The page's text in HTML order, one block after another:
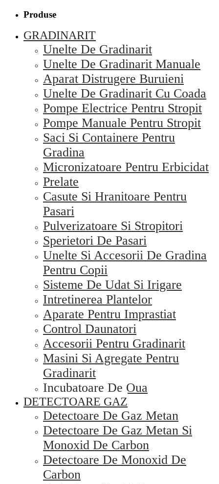
Produse
GRADINARIT
Unelte De Gradinarit
Unelte De Gradinarit Manuale
Aparat Distrugere Buruieni
Unelte De Gradinarit Cu Coada
Pompe Electrice Pentru Stropit
Pompe Manuale Pentru Stropit
Saci Si Containere Pentru
Gradina
Micronizatoare Pentru Erbicidat
Prelate
Casute Si Hranitoare Pentru
Pasari
Pulverizatoare Si Stropitori
Sperietori De Pasari
Unelte Si Accesorii De Gradina
Pentru Copii
Sisteme De Udat Si Irigare
Intretinerea Plantelor
Aparate Pentru Imprastiat
Control Daunatori
Accesorii Pentru Gradinarit
Masini Si Agregate Pentru
Gradinarit
Incubatoare De Oua
DETECTOARE GAZ
Detectoare De Gaz Metan
Detectoare De Gaz Metan Si
Monoxid De Carbon
Detectoare De Monoxid De
Carbon